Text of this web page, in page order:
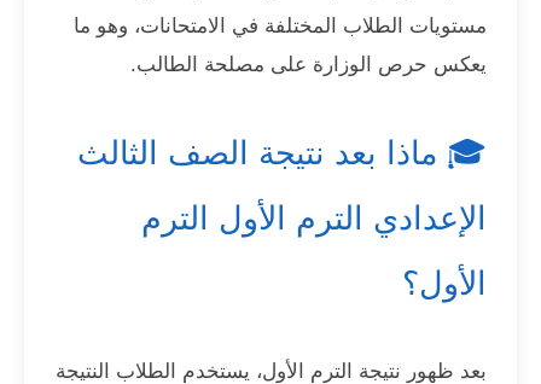
مستويات الطلاب المختلفة في الامتحانات، وهو ما
يعكس حرص الوزارة على مصلحة الطالب.
🎓 ماذا بعد نتيجة الصف الثالث
الإعدادي الترم الأول الترم
الأول؟
بعد ظهور نتيجة الترم الأول، يستخدم الطلاب النتيجة